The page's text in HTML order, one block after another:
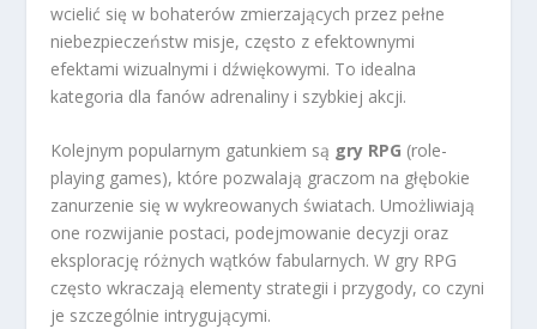
wcielić się w bohaterów zmierzających przez pełne
niebezpieczeństw misje, często z efektownymi
efektami wizualnymi i dźwiękowymi. To idealna
kategoria dla fanów adrenaliny i szybkiej akcji.
Kolejnym popularnym gatunkiem są gry RPG (role-
playing games), które pozwalają graczom na głębokie
zanurzenie się w wykreowanych światach. Umożliwiają
one rozwijanie postaci, podejmowanie decyzji oraz
eksplorację różnych wątków fabularnych. W gry RPG
często wkraczają elementy strategii i przygody, co czyni
je szczególnie intrygującymi.